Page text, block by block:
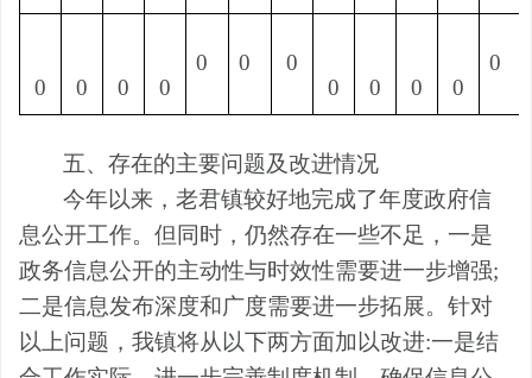
0 0 0 0
0 0
0
0
0 0 0
0
五、存在的主要问题及改进情况
今年以来，老君镇较好地完成了年度政府信
息公开工作。但同时，仍然存在一些不足，一是
政务信息公开的主动性与时效性需要进一步增强;
二是信息发布深度和广度需要进一步拓展。针对
以上问题，我镇将从以下两方面加以改进:一是结